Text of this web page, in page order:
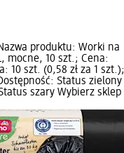
produktu: Worki na
mocne, 10 szt.; Cena:
10 szt. (0,58 zł za 1 szt.);
Status zielony
szary Wybierz sklep